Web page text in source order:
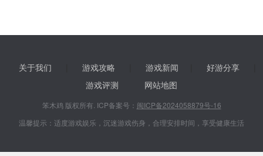
关于我们 游戏攻略 游戏新闻 好游分享
游戏评测
网站地图
笨木鸡 版权所有. ICP备案号： 闽ICP备2024058879号-16
温馨提示：适度游戏娱乐，沉迷游戏伤身，合理安排时间，享受健康生活